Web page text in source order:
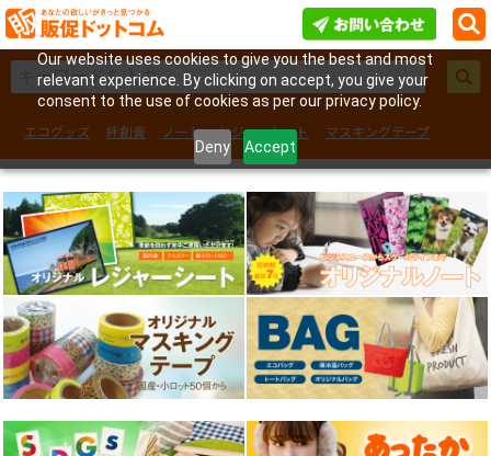
Our website uses cookies to give you the best and most
relevant experience. By clicking on accept, you give your
consent to the use of cookies as per our privacy policy.
Deny Accept
エコグッズ 絆創膏 ノート レジャーシート
マスキングテープ
フェイスシール